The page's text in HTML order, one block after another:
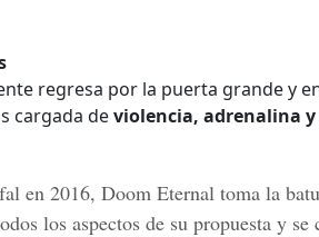
regresa por la puerta grande y
cargada deviolencia, adrenalina
en 2016, Doom Eternal toma la
los aspectos de su propuesta y